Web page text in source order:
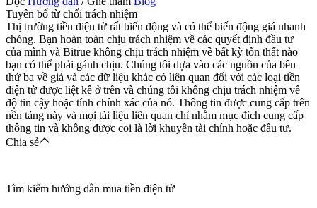
Tuyên bố từ chối trách nhiệm
Thị trường tiền điện tử rất biến động và có thể biến động giá nhanh
chóng. Bạn hoàn toàn chịu trách nhiệm về các quyết định đầu tư
của mình và Bitrue không chịu trách nhiệm về bất kỳ tổn thất nào
bạn có thể phải gánh chịu. Chúng tôi dựa vào các nguồn của bên
thứ ba về giá và các dữ liệu khác có liên quan đối với các loại tiền
điện tử được liệt kê ở trên và chúng tôi không chịu trách nhiệm về
độ tin cậy hoặc tính chính xác của nó. Thông tin được cung cấp trên
nền tảng này và mọi tài liệu liên quan chỉ nhằm mục đích cung cấp
thông tin và không được coi là lời khuyên tài chính hoặc đầu tư.
Chia sẻ
Tìm kiếm hướng dẫn mua tiền điện tử